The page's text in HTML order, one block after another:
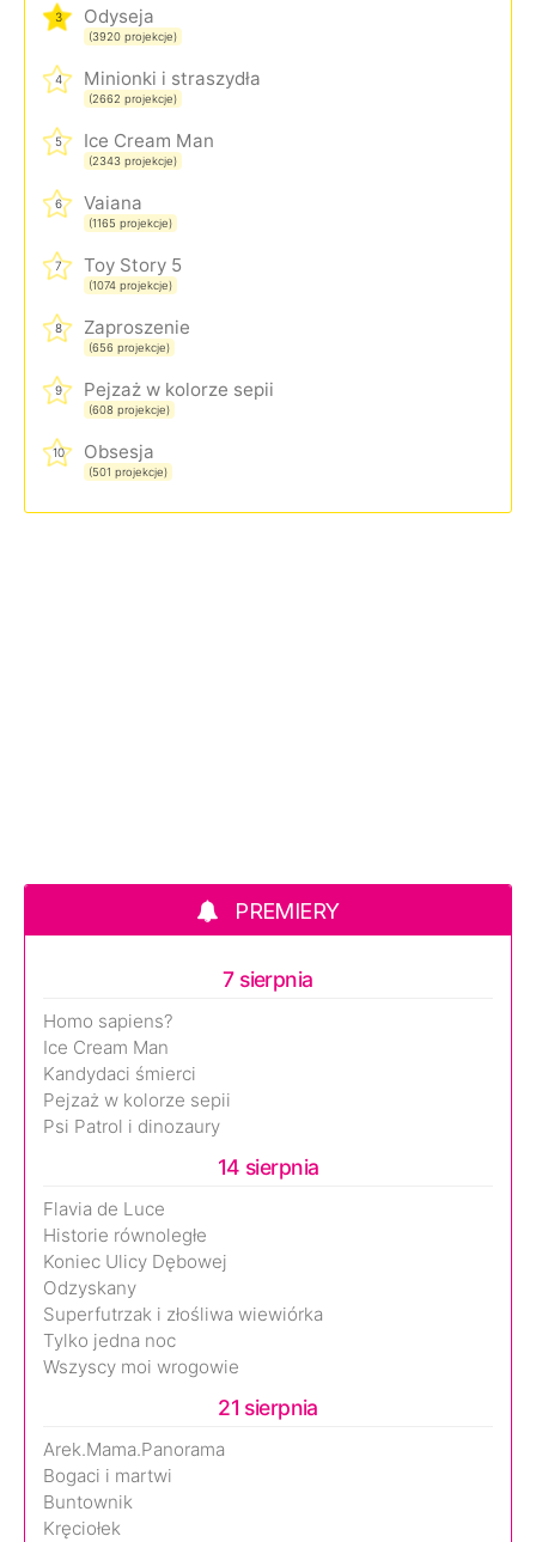
3 Odyseja
(3920 projekcje)
4 Minionki i straszydła
(2662 projekcje)
5 Ice Cream Man
(2343 projekcje)
6 Vaiana
(1165 projekcje)
7 Toy Story 5
(1074 projekcje)
8 Zaproszenie
(656 projekcje)
9 Pejzaż w kolorze sepii
(608 projekcje)
10 Obsesja
(501 projekcje)
PREMIERY
7 sierpnia
Homo sapiens?
Ice Cream Man
Kandydaci śmierci
Pejzaż w kolorze sepii
Psi Patrol i dinozaury
14 sierpnia
Flavia de Luce
Historie równoległe
Koniec Ulicy Dębowej
Odzyskany
Superfutrzak i złośliwa wiewiórka
Tylko jedna noc
Wszyscy moi wrogowie
21 sierpnia
Arek.Mama.Panorama
Bogaci i martwi
Buntownik
Kręciołek